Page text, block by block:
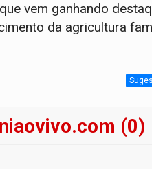
vem ganhando
da agricultura
(0)